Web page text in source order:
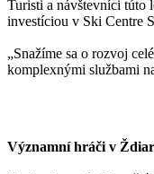
Turisti a návštevníci túto
investíciou v Ski Centre
„Snažíme sa o rozvoj
komplexnými službami
Významní hráči v